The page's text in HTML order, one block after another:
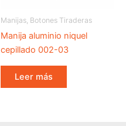
Manijas, Botones Tiraderas
Manija aluminio niquel
cepillado 002-03
Leer más